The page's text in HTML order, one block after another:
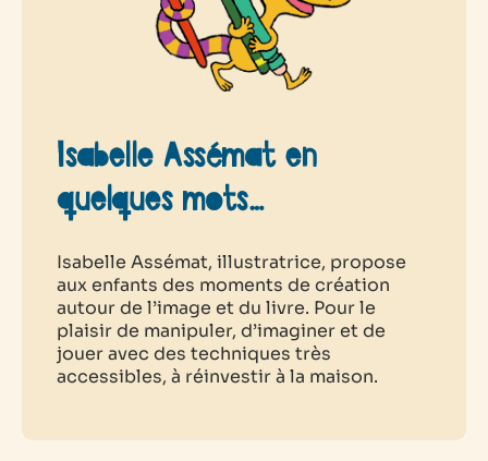
Isabelle Assémat en
quelques mots…
Isabelle Assémat, illustratrice, propose
aux enfants des moments de création
autour de l’image et du livre. Pour le
plaisir de manipuler, d’imaginer et de
jouer avec des techniques très
accessibles, à réinvestir à la maison.